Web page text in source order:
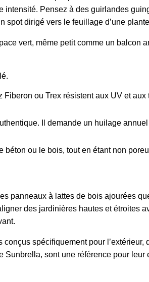
Pensez à des guirlandes
dirigé vers le feuillage d’une
vert, même petit comme un balcon
ou Trex résistent aux UV et
Il demande un huilage
ou le bois, tout en étant non
panneaux à lattes de bois ajourées
des jardinières hautes et étroites
spécifiquement pour
sont une référence pour